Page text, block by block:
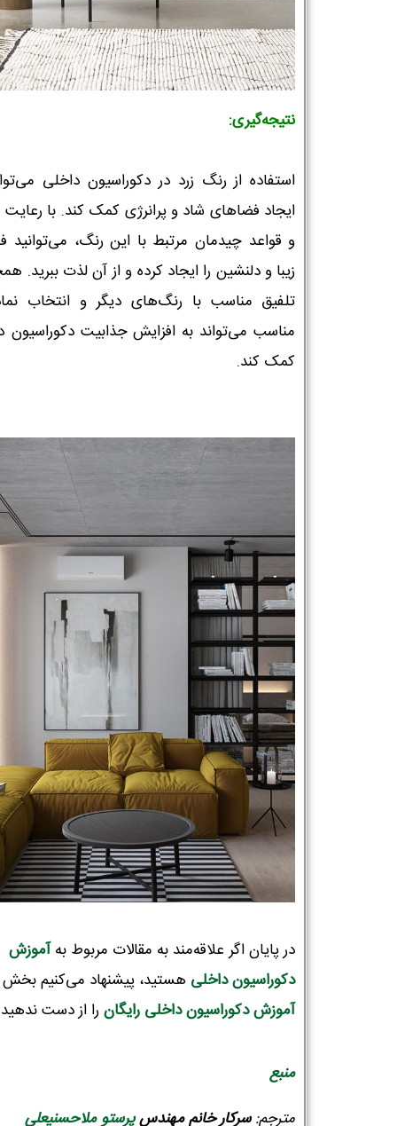
نتیجه‌گیری:
استفاده از رنگ زرد در دکوراسیون داخلی
ایجاد فضاهای شاد و پرانرژی کمک کند. با
و قواعد چیدمان مرتبط با این رنگ، می‌توانید
زیبا و دلنشین را ایجاد کرده و از آن لذت ببرید.
تلفیق مناسب با رنگ‌های دیگر و انتخاب
مناسب می‌تواند به افزایش جذابیت دکوراسیون
کمک کند.
در پایان اگر علاقه‌مند به مقالات مربوط بهآموزش
دکوراسیون‌ داخلی هستید، پیشنهاد می‌کنیم بخش
آموزش دکوراسیون داخلی رایگانرا از دست
منبع
مترجم:سرکارخانم مهندسپرستو ملاحسنیعلی
شماره واتس‌اپ : *